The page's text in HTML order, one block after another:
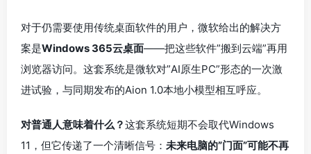
对于仍需要使用传统桌面软件的用户，微软给出的解决方
案是Windows 365云桌面——把这些软件”搬到云端”再用
浏览器访问。这套系统是微软对”AI原生PC”形态的一次激
进试验，与同期发布的Aion 1.0本地小模型相互呼应。
对普通人意味着什么？这套系统短期不会取代Windows
11，但它传递了一个清晰信号： 未来电脑的”门面”可能不再